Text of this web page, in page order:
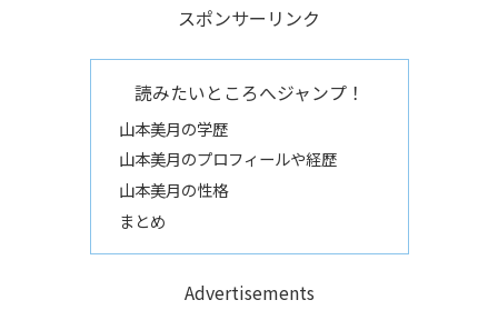
スポンサーリンク
読みたいところへジャンプ！
山本美月の学歴
山本美月のプロフィールや経歴
山本美月の性格
まとめ
Advertisements